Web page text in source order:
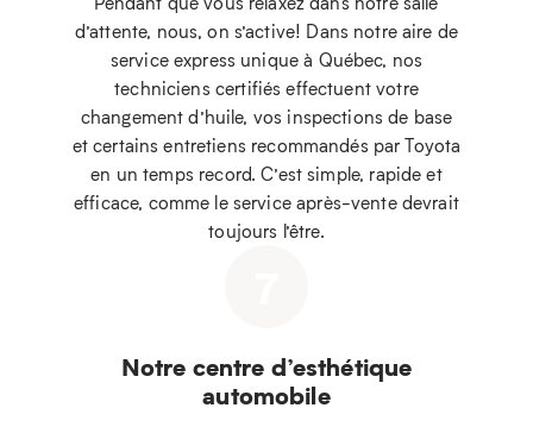
d’attente, nous, on s’active! Dans notre aire de
service express unique à Québec, nos
techniciens certifiés effectuent votre
changement d’huile, vos inspections de base
et certains entretiens recommandés par Toyota
en un temps record. C’est simple, rapide et
efficace, comme le service après-vente devrait
toujours l’être.
Notre centre d’esthétique
automobile